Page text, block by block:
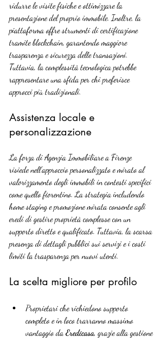
ridurre le visite fisiche e ottimizzare la
presentazione del proprio immobile. Inoltre, la
piattaforma offre strumenti di certificazione
tramite blockchain, garantendo maggiore
trasparenza e sicurezza delle transazioni.
Tuttavia, la complessità tecnologica potrebbe
rappresentare una sfida per chi preferisce
approcci più tradizionali.
Assistenza locale e
personalizzazione
La forza di Agenzia Immobiliare a Firenze
risiede nell’approccio personalizzato e mirato al
valorizzamento degli immobili in contesti specifici
come quello fiorentino. La strategia includendo
home staging e promozione mirata consente agli
eredi di gestire proprietà complesse con un
supporto diretto e qualificato. Tuttavia, la scarsa
presenza di dettagli pubblici sui servizi e i costi
limiti la trasparenza per nuovi utenti.
La scelta migliore per profilo
Proprietari che richiedono supporto
completo e in loco trarranno massimo
vantaggio da Eredicasa, grazie alla gestione